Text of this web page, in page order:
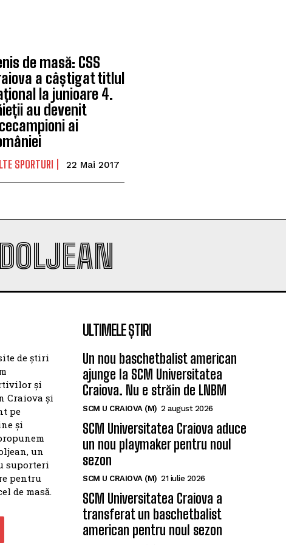
de masă: CSS
a câștigat titlul
la junioare 4.
au devenit
ai
SPORTURI 22 Mai 2017
de știri
și
Craiova și
pe
și
un
suporteri
pentru
de masă.
ULTIMELE ȘTIRI
Un nou baschetbalist american
ajunge la SCM Universitatea
Craiova. Nu e străin de LNBM
SCM U CRAIOVA (M) 2 august 2026
SCM Universitatea Craiova aduce
un nou playmaker pentru noul
sezon
SCM U CRAIOVA (M) 21 iulie 2026
SCM Universitatea Craiova a
transferat un baschetbalist
american pentru noul sezon